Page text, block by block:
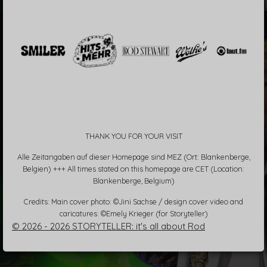
THANK YOU FOR YOUR VISIT
Alle Zeitangaben auf dieser Homepage sind MEZ (Ort: Blankenberge,
Belgien) +++ All times stated on this homepage are CET (Location:
Blankenberge, Belgium)
Credits: Main cover photo: ©Jini Sachse / design cover video and
caricatures: ©Emely Krieger (for Storyteller)
© 2026 - 2026 STORYTELLER: it's all about Rod